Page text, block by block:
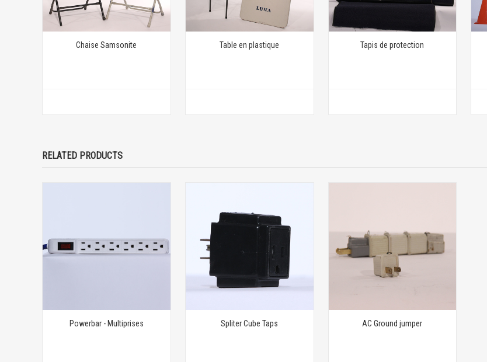
Chaise Samsonite Table en plastique Tapis de protection
RELATED PRODUCTS
Powerbar - Multiprises Spliter Cube Taps AC Ground jumper